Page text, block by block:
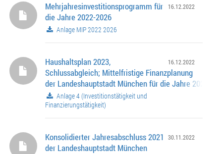
16.12.2022
Mehrjahresinvestitionsprogramm für
die Jahre 2022-2026
Anlage MIP 2022 2026
16.12.2022
Haushaltsplan 2023,
Schlussabgleich; Mittelfristige Finanzplanung
der Landeshauptstadt München für die Jahre 2022 -
Kreditaufnahmen 2023
Anlage 4 (Investitionstätigkeit und
Finanzierungstätigkeit)
30.11.2022
Konsolidierter Jahresabschluss 2021
der Landeshauptstadt München